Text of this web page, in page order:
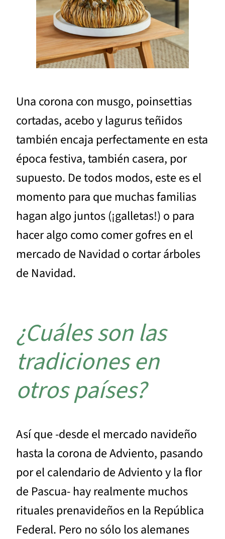
Una corona con musgo, poinsettias
cortadas, acebo y lagurus teñidos
también encaja perfectamente en esta
época festiva, también casera, por
supuesto. De todos modos, este es el
momento para que muchas familias
hagan algo juntos (¡galletas!) o para
hacer algo como comer gofres en el
mercado de Navidad o cortar árboles
de Navidad.
¿Cuáles son las
tradiciones en
otros países?
Así que -desde el mercado navideño
hasta la corona de Adviento, pasando
por el calendario de Adviento y la flor
de Pascua- hay realmente muchos
rituales prenavideños en la República
Federal. Pero no sólo los alemanes